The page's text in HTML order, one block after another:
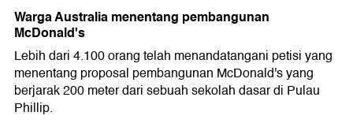
Warga Australia menentang pembangunan
McDonald's
Lebih dari 4.100 orang telah menandatangani petisi yang
menentang proposal pembangunan McDonald's yang
berjarak 200 meter dari sebuah sekolah dasar di Pulau
Phillip.